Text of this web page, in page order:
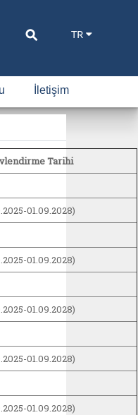
TR
⚲
İletişim
Tarihi
01.09.2028)
01.09.2028)
01.09.2028)
01.09.2028)
01.09.2028)